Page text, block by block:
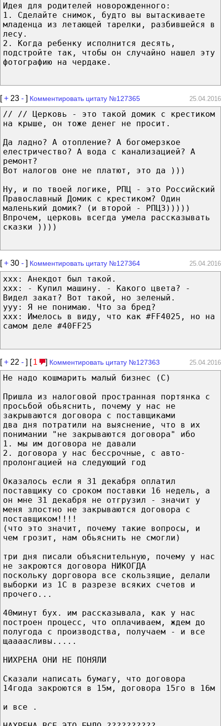
Идея для родителей новорожденного:
1. Сделайте снимок, будто вы вытаскиваете
младенца из летающей тарелки, разбившейся в
лесу.
2. Когда ребенку исполнится десять,
подстройте так, чтобы он случайно нашел эту
фотографию на чердаке.
[+ 23 - ] Комментировать цитату №127365 25.04.2016
// // Церковь - это такой домик с крестиком
на крыше, он тоже денег не просит.
Да ладно? А отопление? А богомерзкое
елестричество? А вода с канализацией? А
ремонт?
Вот налогов оне не платют, это да )))
Ну, и по твоей логике, РПЦ - это Российский
Православный Домик с крестиком? Один
маленький домик? (и второй - РПЦЗ)))))
Впрочем, церковь всегда умела рассказывать
сказки ))))
[+ 30 - ] Комментировать цитату №127364 25.04.2016
xxx: Анекдот был такой.
xxx: - Купил машину. - Какого цвета? -
Видел закат? Вот такой, но зеленый.
yyy: Я не понимаю. Что за бред?
xхx: Имелось в виду, что как #FF4025, но на
самом деле #40FF25
[+ 22 - ] [ 1 ] Комментировать цитату №127363 25.04.2016
Не надо кошмарить малый бизнес (С)
Пришла из налоговой пространная портянка с
просьбой обьяснить, почему у нас не
закрываются договора с поставщиками
два дня потратили на выяснение, что в их
понимании "не закрываются договора" ибо
1. мы им договора не давали
2. договора у нас бессрочные, с авто-
пролонгацией на следующий год
Оказалось если я 31 декабря оплатил
поставщику со сроком поставки 16 недель, а
он мне 31 декабря не отгрузил - значит у
меня злостно не закрываются договора с
поставщиком!!!!
(что это значит, почему такие вопросы, и
чем грозит, нам обьяснить не смогли)
три дня писали объяснительную, почему у нас
не закроются договора НИКОГДА
поскольку дорговора все скользящие, делали
выборки из 1С в разрезе всяких счетов и
прочего...
40минут бух. им рассказывала, как у нас
построен процесс, что оплачиваем, ждем до
полугода с производства, получаем - и все
щаааасливы.....
НИХРЕНА ОНИ НЕ ПОНЯЛИ
Сказали написать бумагу, что договора
14года закроются в 15м, договора 15го в 16м
и все .